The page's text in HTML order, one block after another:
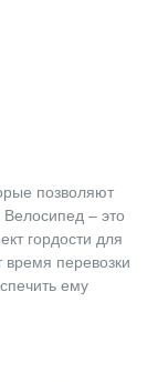
позволяют
– это
гордости для
время перевозки
ему